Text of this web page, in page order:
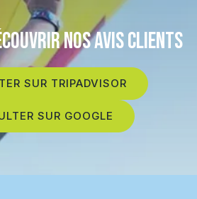
NOS AVIS CLIENTS
SUR TRIPADVISOR
SUR GOOGLE